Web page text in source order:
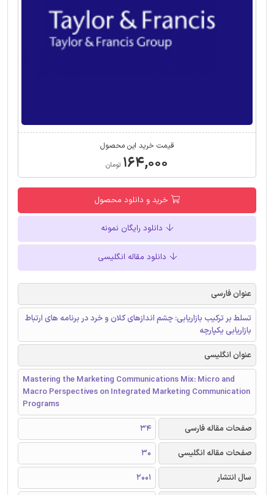
قیمت خرید این محصول
۱۶۴,۰۰۰ تومان
خرید و دانلود محصول
دانلود رایگان نمونه
دانلود مقاله انگلیسی
عنوان فارسی
تسلط بر ترکیب بازاریابی: چشم اندازهای کلان و خرد در برنامه های ارتباط
بازاریابی یکپارچه
عنوان انگلیسی
Mastering the Marketing Communications Mix: Micro and
Macro Perspectives on Integrated Marketing Communication
Programs
صفحات مقاله فارسی
34
صفحات مقاله انگلیسی
30
سال انتشار
2001